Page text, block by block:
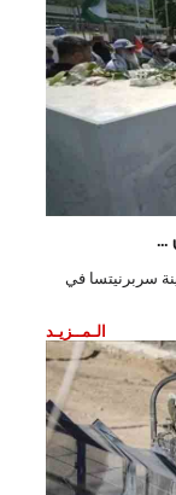
...
سربرنيتسا في
الـمــزيـد